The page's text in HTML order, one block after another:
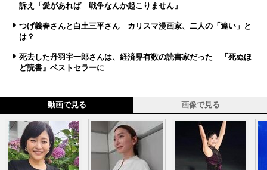
訴え「愛があれば 戦争なんか起こりません」
つげ義春さんと白土三平さん カリスマ漫画家、二人の「違い」と
は？
死去した丹羽宇一郎さんは、経済界有数の読書家だった 『死ぬほ
ど読書』ベストセラーに
動画で見る 画像で見る